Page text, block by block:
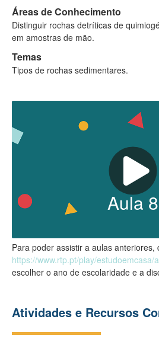
Áreas de Conhecimento
Distinguir rochas detríticas de
em amostras de mão.
Temas
Tipos de rochas sedimentares.
Aula 8
Para poder assistir a aulas anteriores,
https://www.rtp.pt/play/estudoemcasa/
escolher o ano de escolaridade e a
Atividades e Recursos